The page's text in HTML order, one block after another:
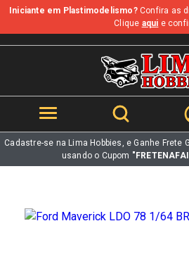
b
Iniciante em Plastimodelismo?Confira as
Clique aqui e
Cadastre-se na Lima Hobbies, e Ganhe Frete
usando o Cupom